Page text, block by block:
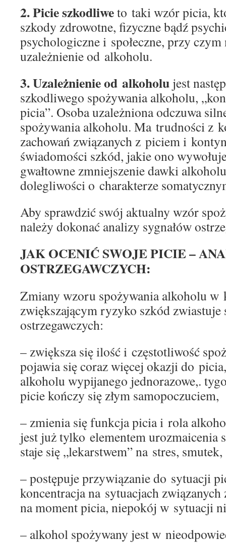
2. Picie szkodliweto taki wzór picia,
szkody zdrowotne, fizyczne bądź
psychologiczne i społeczne, przy
uzależnienie od alkoholu.
3. Uzależnienie od alkoholu jest
szkodliwego spożywania alkoholu,
picia”. Osoba uzależniona odczuwa
spożywania alkoholu. Ma trudności z
zachowań związanych z piciem i
świadomości szkód, jakie ono
gwałtowne zmniejszenie dawki
dolegliwości o charakterze
Aby sprawdzić swój aktualny wzór
należy dokonać analizy sygnałów
JAK OCENIĆ SWOJE PICIE –
OSTRZEGAWCZYCH:
Zmiany wzoru spożywania alkoholu w
zwiększającym ryzyko szkód zwiastuje
ostrzegawczych:
– zwiększa się ilość i częstotliwość
pojawia się coraz więcej okazji do
alkoholu wypijanego jednorazowe,.
picie kończy się złym samopoczuciem,
– zmienia się funkcja picia i rola
jest już tylko elementem urozmaicenia
staje się „lekarstwem” na stres,
– postępuje przywiązanie do sytuacji
koncentracja na sytuacjach
na moment picia, niepokój w sytuacji
– alkohol spożywany jest w